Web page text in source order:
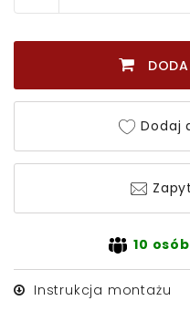
Dodaj
10 osób
Instrukcja montażu